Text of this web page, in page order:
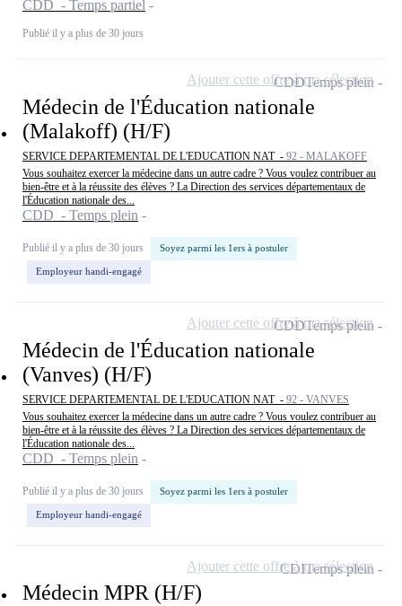
CDD - Temps partiel
Publié il y a plus de 30 jours
Médecin de l'Éducation nationale
(Malakoff) (H/F)
SERVICE DEPARTEMENTAL DE L'EDUCATION NAT - 92 - MALAKOFF
Vous souhaitez exercer la médecine dans un autre cadre ? Vous voulez contribuer au
bien-être et à la réussite des élèves ? La Direction des services départementaux de
l'Éducation nationale des...
CDD - Temps plein
Publié il y a plus de 30 jours Soyez parmi les 1ers à postuler
Employeur handi-engagé
CDDTemps plein
Ajouter cette offre à ma sélection
Médecin de l'Éducation nationale
(Vanves) (H/F)
SERVICE DEPARTEMENTAL DE L'EDUCATION NAT - 92 - VANVES
Vous souhaitez exercer la médecine dans un autre cadre ? Vous voulez contribuer au
bien-être et à la réussite des élèves ? La Direction des services départementaux de
l'Éducation nationale des...
CDD - Temps plein
Publié il y a plus de 30 jours Soyez parmi les 1ers à postuler
Employeur handi-engagé
CDDTemps plein
Ajouter cette offre à ma sélection
Médecin MPR (H/F)
CDITemps plein
Ajouter cette offre à ma sélection